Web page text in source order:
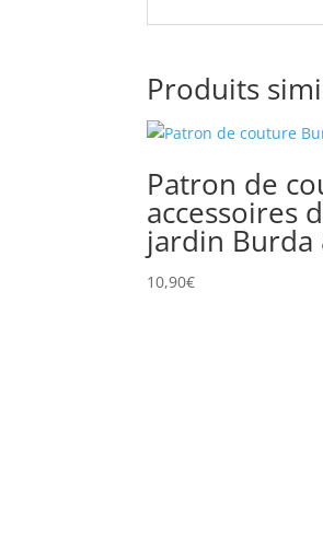
Produits
Patron de
accessoires
jardin Burda
10,90€